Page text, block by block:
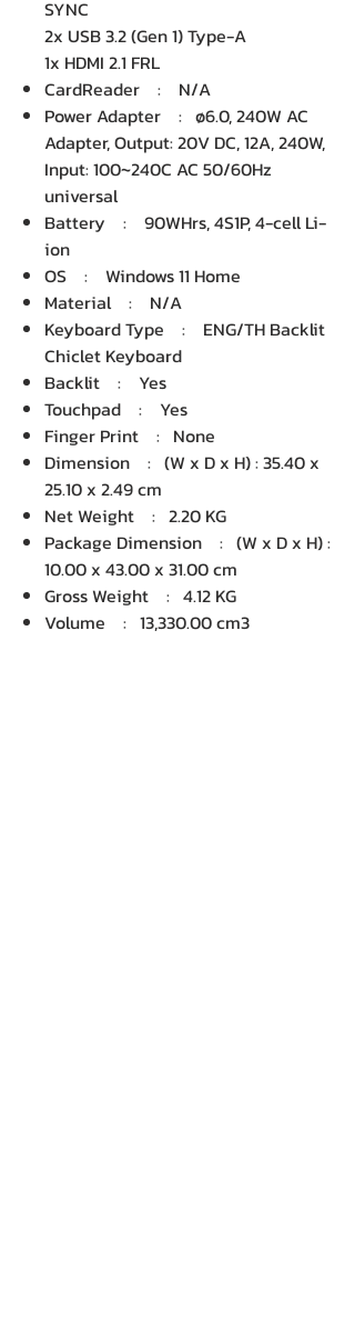
SYNC
2x USB 3.2 (Gen 1) Type-A
1x HDMI 2.1 FRL
CardReader : N/A
Power Adapter : ø6.0, 240W AC
Adapter, Output: 20V DC, 12A, 240W,
Input: 100~240C AC 50/60Hz
universal
Battery : 90WHrs, 4S1P, 4-cell Li-
ion
OS : Windows 11 Home
Material : N/A
Keyboard Type : ENG/TH Backlit
Chiclet Keyboard
Backlit : Yes
Touchpad : Yes
Finger Print : None
Dimension : (W x D x H) : 35.40 x
25.10 x 2.49 cm
Net Weight : 2.20 KG
Package Dimension : (W x D x H) :
10.00 x 43.00 x 31.00 cm
Gross Weight : 4.12 KG
Volume : 13,330.00 cm3